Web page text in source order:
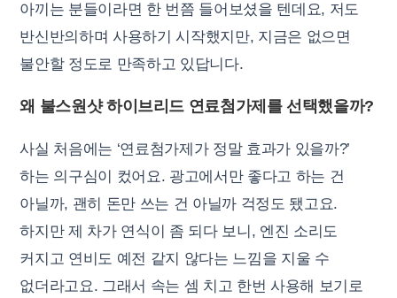
아끼는 분들이라면 한 번쯤 들어보셨을 텐데요, 저도
반신반의하며 사용하기 시작했지만, 지금은 없으면
불안할 정도로 만족하고 있답니다.
왜 불스원샷 하이브리드 연료첨가제를 선택했을까?
사실 처음에는 ‘연료첨가제가 정말 효과가 있을까?’
하는 의구심이 컸어요. 광고에서만 좋다고 하는 건
아닐까, 괜히 돈만 쓰는 건 아닐까 걱정도 됐고요.
하지만 제 차가 연식이 좀 되다 보니, 엔진 소리도
커지고 연비도 예전 같지 않다는 느낌을 지울 수
없더라고요. 그래서 속는 셈 치고 한번 사용해 보기로